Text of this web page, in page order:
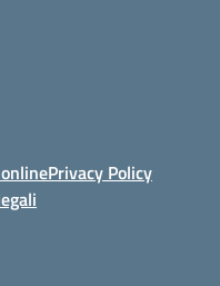
Privacy Policy